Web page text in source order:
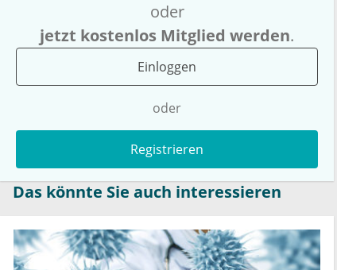
oder
jetzt kostenlos Mitglied werden.
Einloggen
oder
Registrieren
Das könnte Sie auch interessieren